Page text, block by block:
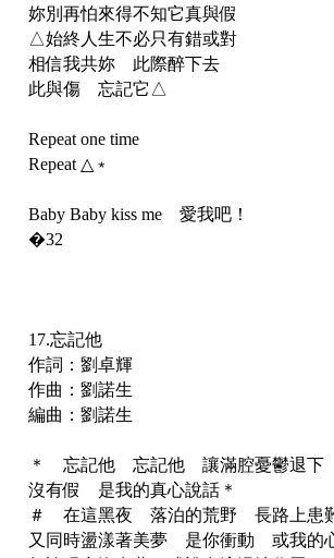
妳別再怕來得不知它真與假
△始終人生不必只有錯或對
相信我共妳 此際醉下去
此與傷 忘記它△
Repeat one time
Repeat △﹡
Baby Baby kiss me 愛我吧！
�32
17.忘記他
作詞：劉卓輝
作曲：劉諾生
編曲：劉諾生
＊ 忘記他 忘記他 讓滿腔憂鬱退下
沒有假 是我的真心說話＊
＃ 在這黑夜 落泊的荒野 長路上患
又同時盪漾著美夢 是你衝動 或我的